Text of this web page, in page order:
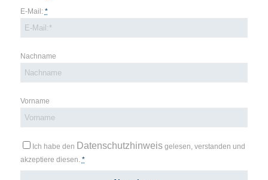
E-Mail: *
Nachname
Vorname
Ich habe den Datenschutzhinweisgelesen, verstanden und
akzeptiere diesen. *